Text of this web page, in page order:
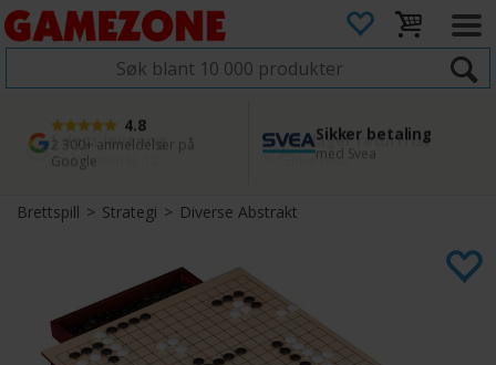
4.8
2 300+ anmeldelser på
Google
Sikker betaling
med Svea
1 dags levering
Bestill innen kl. 12
45 dager returfrist
Enkel retur
Brettspill>Strategi> Diverse Abstrakt